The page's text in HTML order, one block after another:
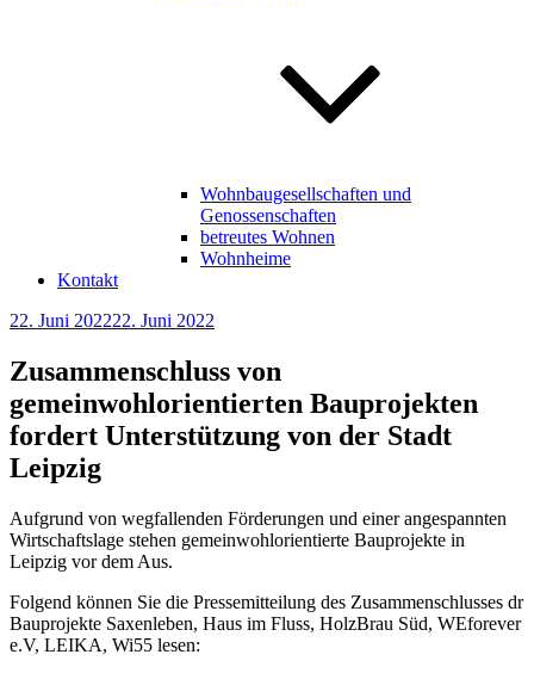
Wohnbaugesellschaften und
Genossenschaften
betreutes Wohnen
Wohnheime
Kontakt
Veröffentlicht
22. Juni 202222. Juni 2022
Zusammenschluss von
gemeinwohlorientierten Bauprojekten
fordert Unterstützung von der Stadt
Leipzig
Aufgrund von wegfallenden Förderungen und einer angespannten
Wirtschaftslage stehen gemeinwohlorientierte Bauprojekte in
Leipzig vor dem Aus.
Folgend können Sie die Pressemitteilung des Zusammenschlusses dr
Bauprojekte Saxenleben, Haus im Fluss, HolzBrau Süd, WEforever
e.V, LEIKA, Wi55 lesen: